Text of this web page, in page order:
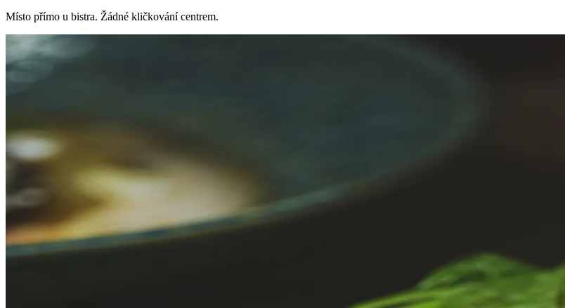
Místo přímo u bistra. Žádné kličkování centrem.